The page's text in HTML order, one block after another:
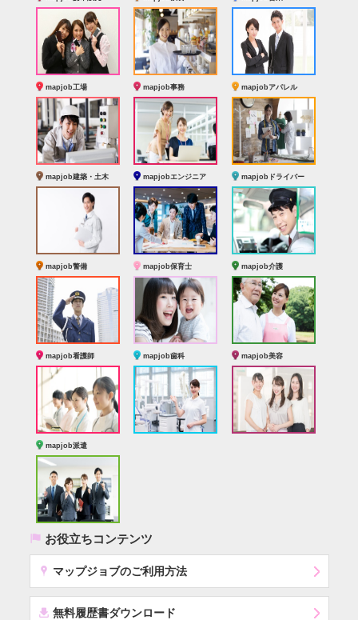
mapjob工場 mapjob事務 mapjobアパレル
mapjob建築・土木 mapjobエンジニア mapjobドライバー
mapjob警備 mapjob保育士 mapjob介護
mapjob看護師 mapjob歯科 mapjob美容
mapjob派遣
( お役立ちコンテンツ
x マップジョブのご利用方法
í 無料履歴書ダウンロード